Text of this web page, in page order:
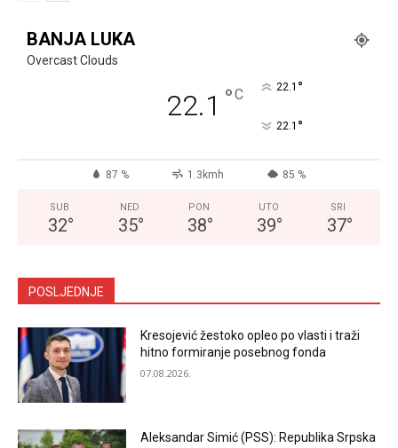
BANJA LUKA
Overcast Clouds
22.1 °C 22.1 °
22.1 °
87 % 1.3kmh 85 %
SUB
32°
NED
35°
PON
38°
UTO
39°
SRI
37°
POSLJEDNJE
Kresojević žestoko opleo po vlasti i traži
hitno formiranje posebnog fonda
07.08.2026.
Aleksandar Simić (PSS): Republika Srpska